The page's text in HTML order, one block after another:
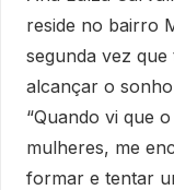
reside no bairro
segunda vez
alcançar o
“Quando vi que
mulheres, me
formar e tentar